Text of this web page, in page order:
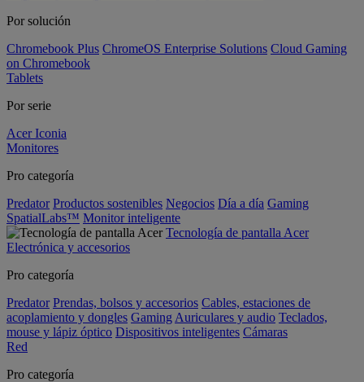
Por solución
Chromebook Plus ChromeOS Enterprise Solutions Cloud Gaming
on Chromebook
Tablets
Por serie
Acer Iconia
Monitores
Pro categoría
Predator Productos sostenibles Negocios Día a día Gaming
SpatialLabs™ Monitor inteligente
Tecnología de pantalla Acer
Electrónica y accesorios
Pro categoría
Predator Prendas, bolsos y accesorios Cables, estaciones de
acoplamiento y dongles Gaming Auriculares y audio Teclados,
mouse y lápiz óptico Dispositivos inteligentes Cámaras
Red
Pro categoría